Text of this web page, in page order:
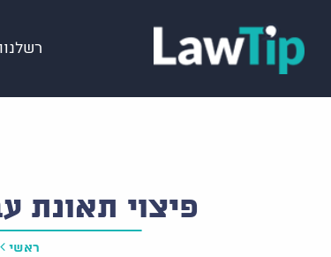
פיצוי תאונת
ראשי